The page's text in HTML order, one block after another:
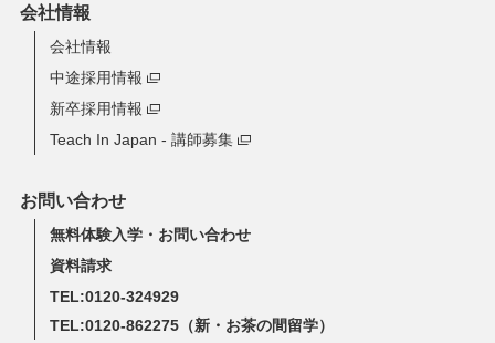
会社情報
会社情報
中途採用情報
新卒採用情報
Teach In Japan - 講師募集
お問い合わせ
無料体験入学・お問い合わせ
資料請求
TEL:0120-324929
TEL:0120-862275（新・お茶の間留学）